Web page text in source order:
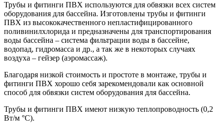
Трубы и фитинги ПВХ используются для обвязки всех систем
оборудования для бассейна. Изготовлены трубы и фитинги
ПВХ из высококачественного непластифицированного
поливинилхлорида и предназначены для транспортирования
воды бассейна – система фильтрации воды в бассейне,
водопад, гидромасса и др., а так же в некоторых случаях
воздуха – гейзер (аэромассаж).
Благодаря низкой стоимость и простоте в монтаже, трубы и
фитинги ПВХ хорошо себя зарекомендовали как основной
способ для обвязки систем оборудования для бассейна.
Трубы и фитинги ПВХ имеют низкую теплопроводность (0,2
Вт/м °С).